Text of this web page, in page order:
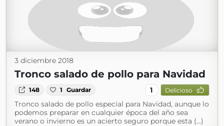
3 diciembre 2018
Tronco salado de pollo para Navidad
148 1 Guardar 1 Delicioso
Tronco salado de pollo especial para Navidad, aunque lo
podemos preparar en cualquier época del año sea
verano o invierno es un acierto seguro porque esta (...)